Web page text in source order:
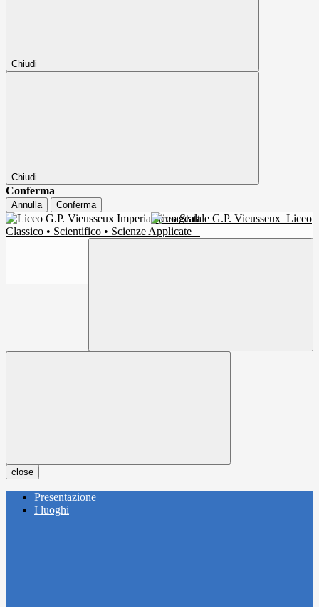
Chiudi
Chiudi
Conferma
Annulla Conferma
Liceo Statale G.P. Vieusseux Liceo
Classico • Scientifico • Scienze Applicate
close
Presentazione
I luoghi